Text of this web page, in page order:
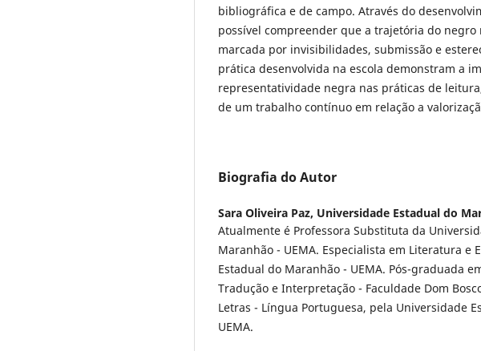
bibliográfica e de campo. Através do
possível compreender que a trajetória do
marcada por invisibilidades, submissão e
prática desenvolvida na escola demonstram a
representatividade negra nas práticas de
de um trabalho contínuo em relação a
Biografia do Autor
Sara Oliveira Paz, Universidade Estadual do
Atualmente é Professora Substituta da
Maranhão - UEMA. Especialista em Literatura e
Estadual do Maranhão - UEMA. Pós-graduada
Tradução e Interpretação - Faculdade Dom
Letras - Língua Portuguesa, pela Universidade
UEMA.